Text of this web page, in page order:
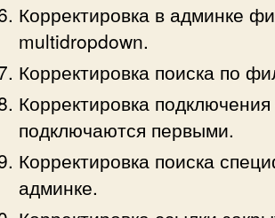
Корректировка в админке
multidropdown.
Корректировка поиска по
Корректировка
подключаются первыми.
Корректировка поиска
админке.